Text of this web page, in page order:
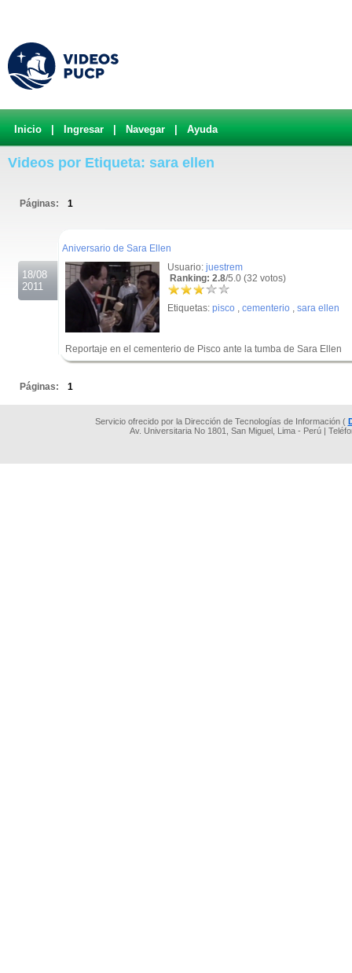
Inicio Ingresar Navegar Ayuda
Videos por Etiqueta: sara ellen
Páginas: 1
18/08
2011
Aniversario de Sara Ellen
Usuario: juestrem
Ranking: 2.8/5.0 (32 votos)
Etiquetas: pisco , cementerio , sara ellen
Reportaje en el cementerio de Pisco ante la tumba de Sara Ellen
Páginas: 1
Servicio ofrecido por la Dirección de Tecnologías de Información (
Av. Universitaria No 1801, San Miguel, Lima - Perú |